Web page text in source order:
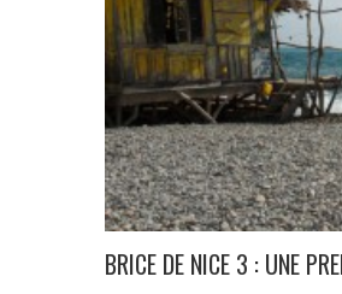
BRICE DE NICE 3 : UNE